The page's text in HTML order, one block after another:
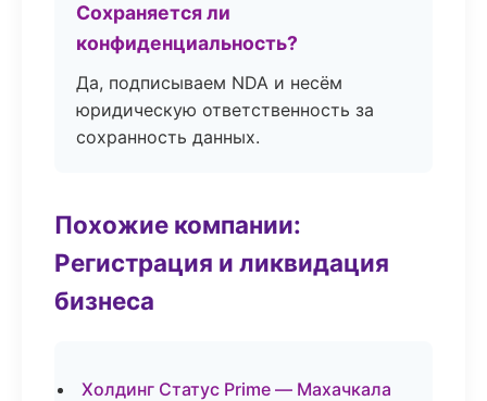
Сохраняется ли
конфиденциальность?
Да, подписываем NDA и несём
юридическую ответственность за
сохранность данных.
Похожие компании:
Регистрация и ликвидация
бизнеса
Холдинг Статус Prime — Махачкала